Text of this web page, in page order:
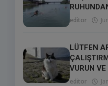
editor
LÜTFEN
VURUN VE
editor